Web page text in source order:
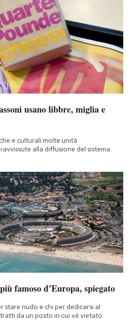
usano libbre, miglia e
e culturali molte unità
alla diffusione del sistema
famoso d’Europa, spiegato
stare nudo e chi per dedicarsi al
da un posto in cui «è vietato